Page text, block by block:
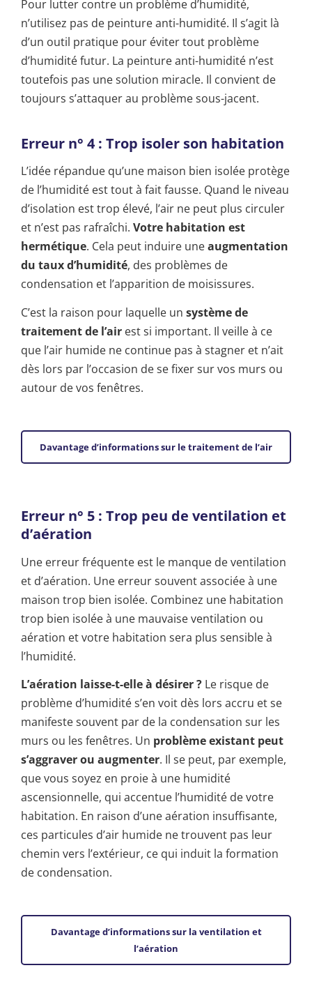
Pour lutter contre un problème d’humidité,
n’utilisez pas de peinture anti-humidité. Il s’agit là
d’un outil pratique pour éviter tout problème
d’humidité futur. La peinture anti-humidité n’est
toutefois pas une solution miracle. Il convient de
toujours s’attaquer au problème sous-jacent.
Erreur n° 4 : Trop isoler son habitation
L’idée répandue qu’une maison bien isolée protège
de l’humidité est tout à fait fausse. Quand le niveau
d’isolation est trop élevé, l’air ne peut plus circuler
et n’est pas rafraîchi. Votre habitation est
hermétique. Cela peut induire uneaugmentation
du taux d’humidité, des problèmes de
condensation et l’apparition de moisissures.
C’est la raison pour laquelle un système de
traitement de l’air est si important. Il veille à ce
que l’air humide ne continue pas à stagner et n’ait
dès lors par l’occasion de se fixer sur vos murs ou
autour de vos fenêtres.
Davantage d’informations sur le traitement de l’air
Erreur n° 5 : Trop peu de ventilation et
d’aération
Une erreur fréquente est le manque de ventilation
et d’aération. Une erreur souvent associée à une
maison trop bien isolée. Combinez une habitation
trop bien isolée à une mauvaise ventilation ou
aération et votre habitation sera plus sensible à
l’humidité.
L’aération laisse-t-elle à désirer ? Le risque de
problème d’humidité s’en voit dès lors accru et se
manifeste souvent par de la condensation sur les
murs ou les fenêtres. Un problème existant peut
s’aggraver ou augmenter. Il se peut, par exemple,
que vous soyez en proie à une humidité
ascensionnelle, qui accentue l’humidité de votre
habitation. En raison d’une aération insuffisante,
ces particules d’air humide ne trouvent pas leur
chemin vers l’extérieur, ce qui induit la formation
de condensation.
Davantage d’informations sur la ventilation et
l’aération